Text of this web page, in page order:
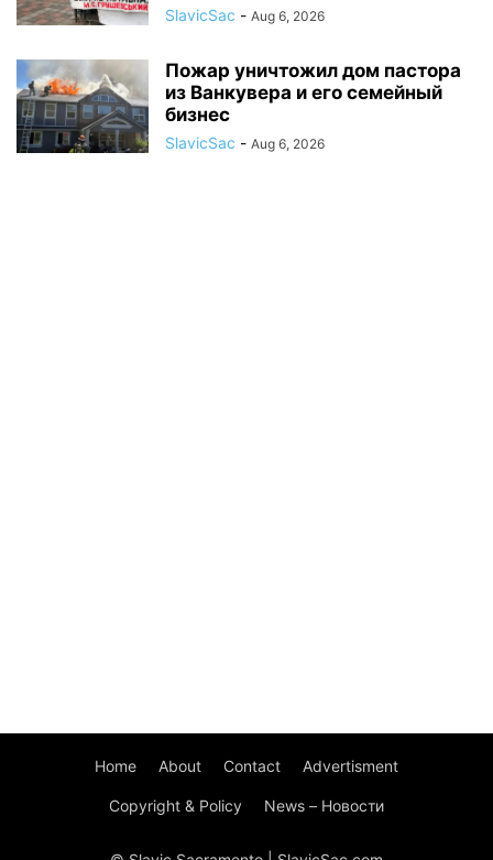
SlavicSac - Aug 6, 2026
Пожар уничтожил дом пастора
из Ванкувера и его семейный
бизнес
SlavicSac - Aug 6, 2026
Home About Contact Advertisment
Copyright & Policy News – Новости